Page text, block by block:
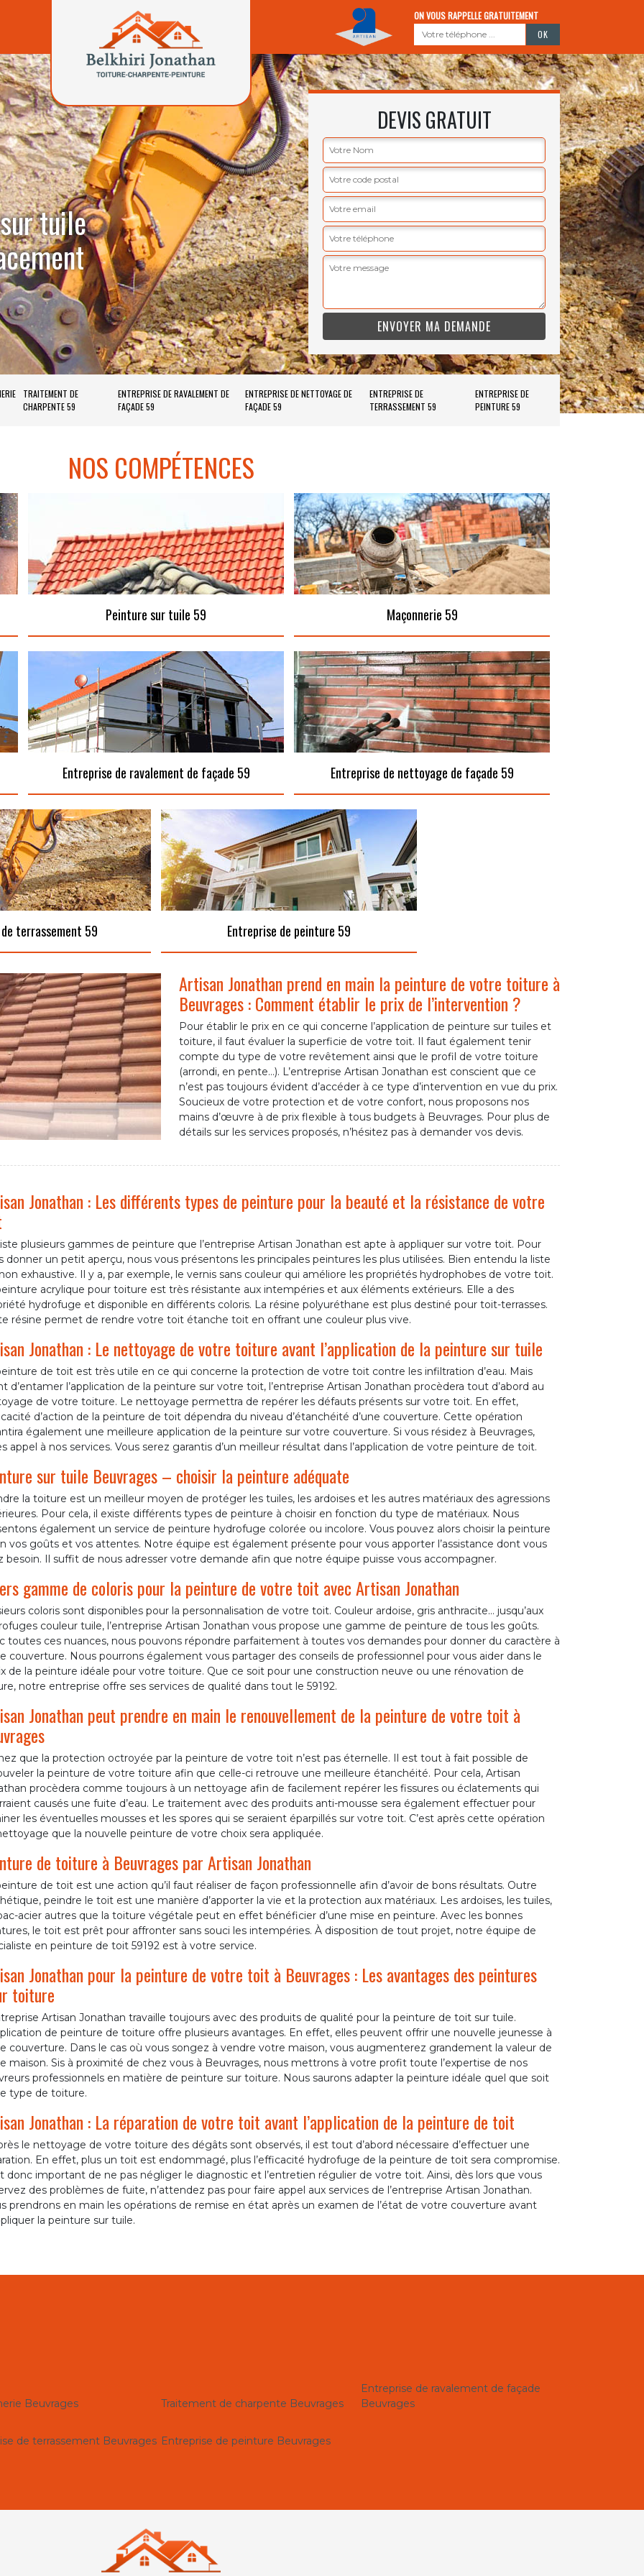
ON VOUS RAPPELLE GRATUITEMENT
tuile
DEVIS GRATUIT
TRAITEMENT DE
CHARPENTE 59
ENTREPRISE DE RAVALEMENT DE
FAÇADE 59
ENTREPRISE DE NETTOYAGE DE
FAÇADE 59
ENTREPRISE DE
TERRASSEMENT 59
ENTREPRISE DE
PEINTURE 59
NOS COMPÉTENCES
Peinture sur tuile 59 Maçonnerie 59
Entreprise de ravalement de façade 59 Entreprise de nettoyage de façade 59
terrassement 59 Entreprise de peinture 59
Artisan Jonathan prend en main la peinture de votre toiture à
Beuvrages : Comment établir le prix de l’intervention ?
Pour établir le prix en ce qui concerne l’application de peinture sur tuiles et
toiture, il faut évaluer la superficie de votre toit. Il faut également tenir
compte du type de votre revêtement ainsi que le profil de votre toiture
(arrondi, en pente…). L’entreprise Artisan Jonathan est conscient que ce
n’est pas toujours évident d’accéder à ce type d’intervention en vue du prix.
Soucieux de votre protection et de votre confort, nous proposons nos
mains d’œuvre à de prix flexible à tous budgets à Beuvrages. Pour plus de
détails sur les services proposés, n’hésitez pas à demander vos devis.
Jonathan : Les différents types de peinture pour la beauté et la résistance de votre
plusieurs gammes de peinture que l’entreprise Artisan Jonathan est apte à appliquer sur votre toit. Pour
donner un petit aperçu, nous vous présentons les principales peintures les plus utilisées. Bien entendu la liste
exhaustive. Il y a, par exemple, le vernis sans couleur qui améliore les propriétés hydrophobes de votre toit.
acrylique pour toiture est très résistante aux intempéries et aux éléments extérieurs. Elle a des
hydrofuge et disponible en différents coloris. La résine polyuréthane est plus destiné pour toit-terrasses.
résine permet de rendre votre toit étanche toit en offrant une couleur plus vive.
Jonathan : Le nettoyage de votre toiture avant l’application de la peinture sur tuile
de toit est très utile en ce qui concerne la protection de votre toit contre les infiltration d’eau. Mais
d’entamer l’application de la peinture sur votre toit, l’entreprise Artisan Jonathan procèdera tout d’abord au
de votre toiture. Le nettoyage permettra de repérer les défauts présents sur votre toit. En effet,
d’action de la peinture de toit dépendra du niveau d’étanchéité d’une couverture. Cette opération
également une meilleure application de la peinture sur votre couverture. Si vous résidez à Beuvrages,
appel à nos services. Vous serez garantis d’un meilleur résultat dans l’application de votre peinture de toit.
sur tuile Beuvrages – choisir la peinture adéquate
la toiture est un meilleur moyen de protéger les tuiles, les ardoises et les autres matériaux des agressions
Pour cela, il existe différents types de peinture à choisir en fonction du type de matériaux. Nous
également un service de peinture hydrofuge colorée ou incolore. Vous pouvez alors choisir la peinture
vos goûts et vos attentes. Notre équipe est également présente pour vous apporter l’assistance dont vous
besoin. Il suffit de nous adresser votre demande afin que notre équipe puisse vous accompagner.
gamme de coloris pour la peinture de votre toit avec Artisan Jonathan
coloris sont disponibles pour la personnalisation de votre toit. Couleur ardoise, gris anthracite… jusqu’aux
couleur tuile, l’entreprise Artisan Jonathan vous propose une gamme de peinture de tous les goûts.
toutes ces nuances, nous pouvons répondre parfaitement à toutes vos demandes pour donner du caractère à
couverture. Nous pourrons également vous partager des conseils de professionnel pour vous aider dans le
de la peinture idéale pour votre toiture. Que ce soit pour une construction neuve ou une rénovation de
notre entreprise offre ses services de qualité dans tout le 59192.
Jonathan peut prendre en main le renouvellement de la peinture de votre toit à
que la protection octroyée par la peinture de votre toit n’est pas éternelle. Il est tout à fait possible de
la peinture de votre toiture afin que celle-ci retrouve une meilleure étanchéité. Pour cela, Artisan
procèdera comme toujours à un nettoyage afin de facilement repérer les fissures ou éclatements qui
causés une fuite d’eau. Le traitement avec des produits anti-mousse sera également effectuer pour
les éventuelles mousses et les spores qui se seraient éparpillés sur votre toit. C’est après cette opération
que la nouvelle peinture de votre choix sera appliquée.
de toiture à Beuvrages par Artisan Jonathan
de toit est une action qu’il faut réaliser de façon professionnelle afin d’avoir de bons résultats. Outre
peindre le toit est une manière d’apporter la vie et la protection aux matériaux. Les ardoises, les tuiles,
acier autres que la toiture végétale peut en effet bénéficier d’une mise en peinture. Avec les bonnes
le toit est prêt pour affronter sans souci les intempéries. À disposition de tout projet, notre équipe de
en peinture de toit 59192 est à votre service.
Jonathan pour la peinture de votre toit à Beuvrages : Les avantages des peintures
toiture
Artisan Jonathan travaille toujours avec des produits de qualité pour la peinture de toit sur tuile.
de peinture de toiture offre plusieurs avantages. En effet, elles peuvent offrir une nouvelle jeunesse à
couverture. Dans le cas où vous songez à vendre votre maison, vous augmenterez grandement la valeur de
maison. Sis à proximité de chez vous à Beuvrages, nous mettrons à votre profit toute l’expertise de nos
professionnels en matière de peinture sur toiture. Nous saurons adapter la peinture idéale quel que soit
type de toiture.
Jonathan : La réparation de votre toit avant l’application de la peinture de toit
le nettoyage de votre toiture des dégâts sont observés, il est tout d’abord nécessaire d’effectuer une
En effet, plus un toit est endommagé, plus l’efficacité hydrofuge de la peinture de toit sera compromise.
donc important de ne pas négliger le diagnostic et l’entretien régulier de votre toit. Ainsi, dès lors que vous
des problèmes de fuite, n’attendez pas pour faire appel aux services de l’entreprise Artisan Jonathan.
prendrons en main les opérations de remise en état après un examen de l’état de votre couverture avant
la peinture sur tuile.
Beuvrages Traitement de charpente Beuvrages
Entreprise de ravalement de façade
Beuvrages
de terrassement Beuvrages Entreprise de peinture Beuvrages